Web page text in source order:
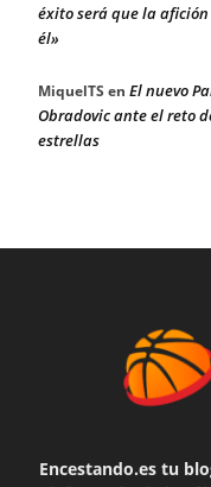
éxito será que la
él»
MiquelTS en El nuevo
Obradovic ante el reto
estrellas
Encestando.es tu